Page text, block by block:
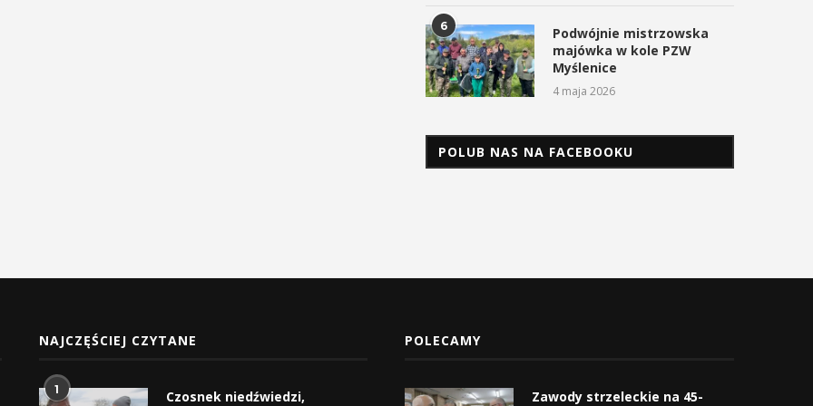
6
Podwójnie mistrzowska
majówka w kole PZW
Myślenice
4 maja 2026
POLUB NAS NA FACEBOOKU
NAJCZĘŚCIEJ CZYTANE
1
Czosnek niedźwiedzi,
POLECAMY
Zawody strzeleckie na 45-